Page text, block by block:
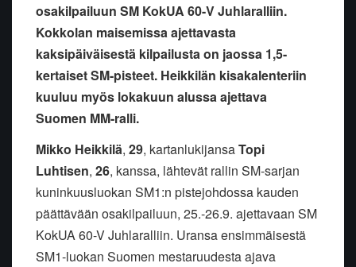
osakilpailuun SM KokUA 60-V Juhlaralliin.
Kokkolan maisemissa ajettavasta
kaksipäiväisestä kilpailusta on jaossa 1,5-
kertaiset SM-pisteet. Heikkilän kisakalenteriin
kuuluu myös lokakuun alussa ajettava
Suomen MM-ralli.
Mikko Heikkilä, 29, kartanlukijansaTopi
Luhtisen, 26, kanssa, lähtevät rallin SM-sarjan
kuninkuusluokan SM1:n pistejohdossa kauden
päättävään osakilpailuun, 25.-26.9. ajettavaan SM
KokUA 60-V Juhlaralliin. Uransa ensimmäisestä
SM1-luokan Suomen mestaruudesta ajava